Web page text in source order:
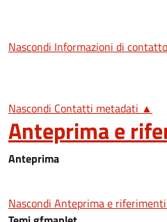
Nascondi Informazioni di
Nascondi Contatti metadati ▲
Anteprima e
Anteprima
Nascondi Anteprima e